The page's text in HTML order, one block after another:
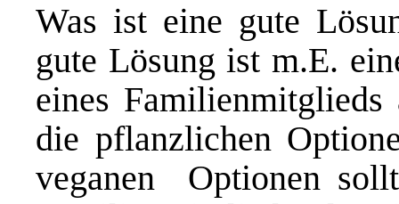
Was ist eine gute
gute Lösung ist m.E.
eines
die pflanzlichen
veganen Optionen